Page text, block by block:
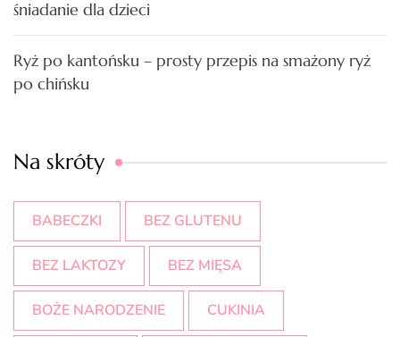
śniadanie dla dzieci
Ryż po kantońsku – prosty przepis na smażony ryż
po chińsku
Na skróty
BABECZKI BEZ GLUTENU
BEZ LAKTOZY BEZ MIĘSA
BOŻE NARODZENIE CUKINIA